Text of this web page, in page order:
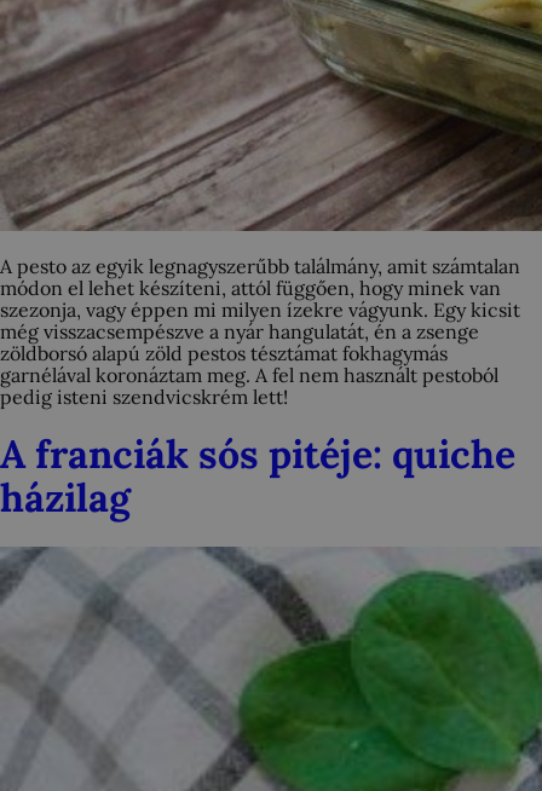
A pesto az egyik legnagyszerűbb találmány, amit számtalan
módon el lehet készíteni, attól függően, hogy minek van
szezonja, vagy éppen mi milyen ízekre vágyunk. Egy kicsit
még visszacsempészve a nyár hangulatát, én a zsenge
zöldborsó alapú zöld pestos tésztámat fokhagymás
garnélával koronáztam meg. A fel nem használt pestoból
pedig isteni szendvicskrém lett!
A franciák sós pitéje: quiche
házilag